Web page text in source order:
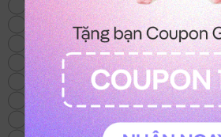
Thỏ Bông
Gấu Bông Mới
Heo Bông
Chó Bông
Mèo Bông
Gấu Bông Size Lớn
Gấu Bông 100k